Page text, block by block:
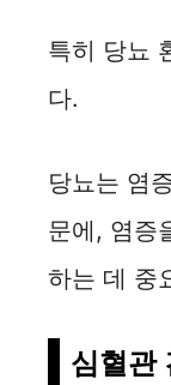
특히 당뇨
다.
당뇨는 염
문에, 염증
하는 데 중
심혈관